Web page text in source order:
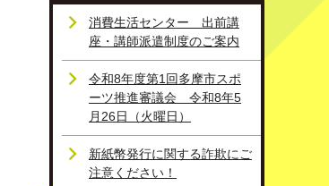
消費生活センター 出前講
座・講師派遣制度のご案内
令和8年度第1回多摩市スポ
ーツ推進審議会 令和8年5
月26日（火曜日）
新紙幣発行に関する詐欺にご
注意ください！